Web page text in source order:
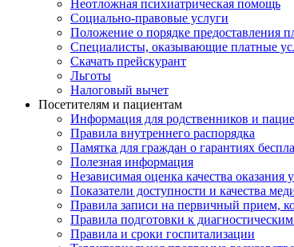
Неотложная психиатрическая помощь
Социально-правовые услуги
Положение о порядке предоставления
Специалисты, оказывающие платные
Скачать прейскурант
Льготы
Налоговый вычет
Посетителям и пациентам
Информация для родственников и
Правила внутреннего распорядка
Памятка для граждан о гарантиях
Полезная информация
Независимая оценка качества оказания
Показатели доступности и качества
Правила записи на первичный прием,
Правила подготовки к
Правила и сроки госпитализации